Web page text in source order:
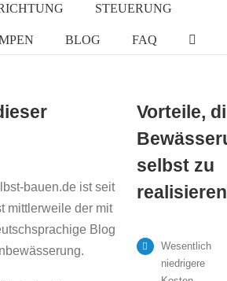
STEUERUNG
BLOG FAQ
bauen.de ist seit
mittlerweile der mit
Blog
Vorteile,
selbst zu
Wesentlich
niedrigere